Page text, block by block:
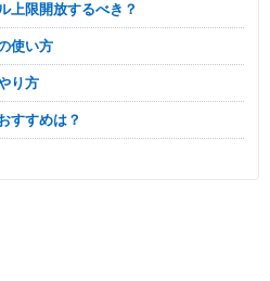
上限開放するべき？
使い方
り方
すすめは？